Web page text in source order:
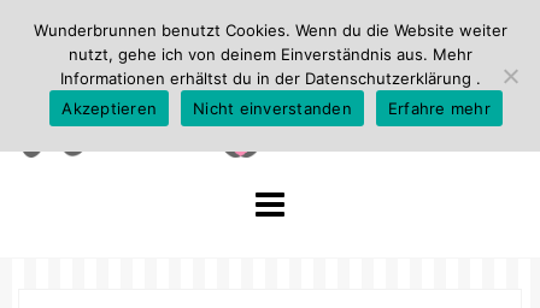
Wunderbrunnen benutzt Cookies. Wenn du die Website weiter
nutzt, gehe ich von deinem Einverständnis aus. Mehr
Informationen erhältst du in der Datenschutzerklärung .
Akzeptieren
Nicht einverstanden Erfahre mehr